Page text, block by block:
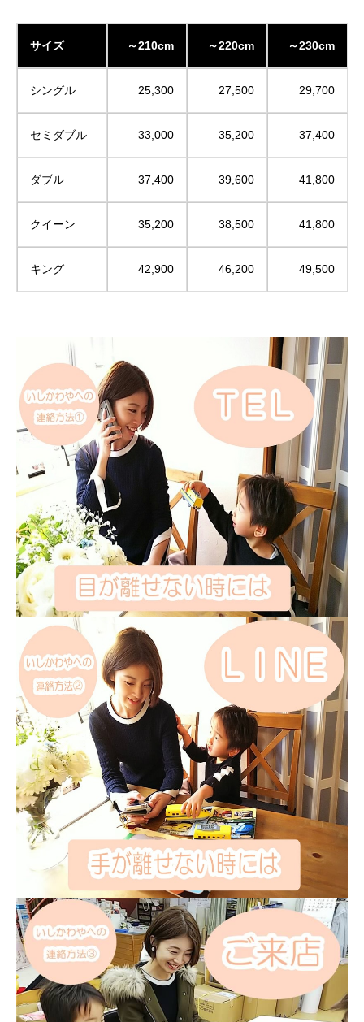
サイズ ～210cm ～220cm ～230cm
シングル 25,300 27,500 29,700
セミダブル 33,000 35,200 37,400
ダブル 37,400 39,600 41,800
クイーン 35,200 38,500 41,800
キング 42,900 46,200 49,500